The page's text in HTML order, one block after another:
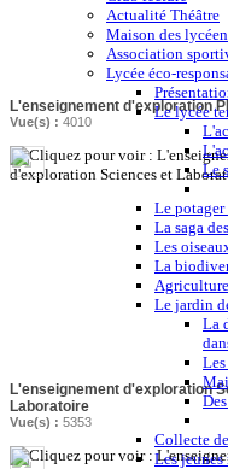
Actualité Théâtre
Maison des
Association
Lycée éco-
Le lycée
Le
Le
La saga
Les
La
Le jardin
La
Collecte
Les
L'enseignement d'exploration
Vue(s) : 4010
L'enseignement d'exploration
Laboratoire
Vue(s) : 5353